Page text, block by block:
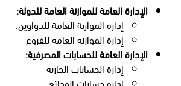
الإدارة العامة للموازنة العامة للدولة:
إدارة الموازنة العامة للدواوين.
إدارة الموازنة العامة للفروع
الإدارة العامة للحسابات المصرفية:
إدارة الحسابات الجارية